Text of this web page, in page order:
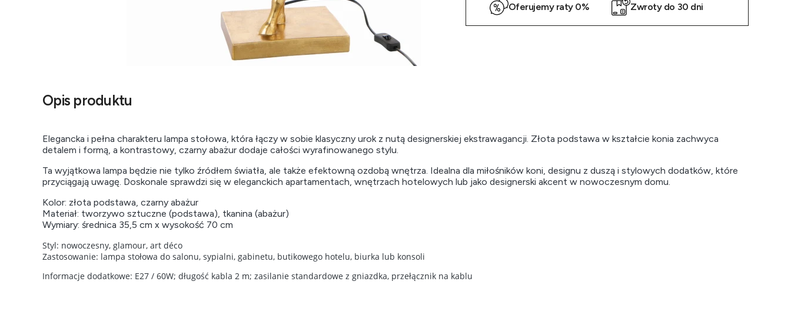
Oferujemy raty 0% Zwroty do 30 dni
Opis produktu
Elegancka i pełna charakteru lampa stołowa, która łączy w sobie klasyczny urok z nutą designerskiej ekstrawagancji. Złota podstawa w kształcie konia zachwyca
detalem i formą, a kontrastowy, czarny abażur dodaje całości wyrafinowanego stylu.
Ta wyjątkowa lampa będzie nie tylko źródłem światła, ale także efektowną ozdobą wnętrza. Idealna dla miłośników koni, designu z duszą i stylowych dodatków, które
przyciągają uwagę. Doskonale sprawdzi się w eleganckich apartamentach, wnętrzach hotelowych lub jako designerski akcent w nowoczesnym domu.
Kolor: złota podstawa, czarny abażur
Materiał: tworzywo sztuczne (podstawa), tkanina (abażur)
Wymiary: średnica 35,5 cm x wysokość 70 cm
Styl: nowoczesny, glamour, art déco
Zastosowanie: lampa stołowa do salonu, sypialni, gabinetu, butikowego hotelu, biurka lub konsoli
Informacje dodatkowe: E27 / 60W; długość kabla 2 m; zasilanie standardowe z gniazdka, przełącznik na kablu